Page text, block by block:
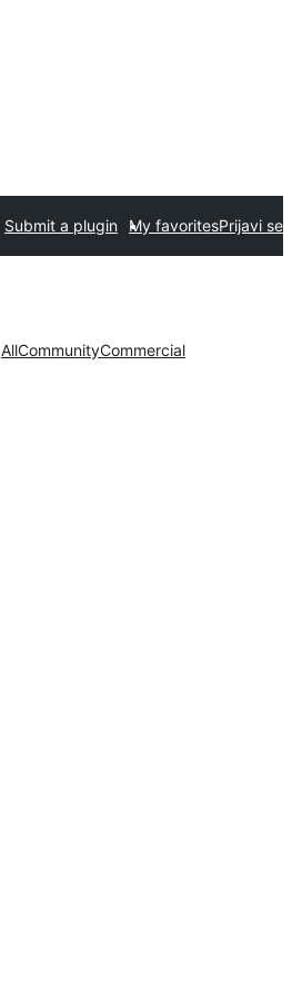
Submit a plugin My favoritesPrijavi se
AllCommunityCommercial